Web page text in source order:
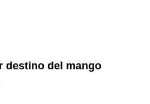
destino del mango